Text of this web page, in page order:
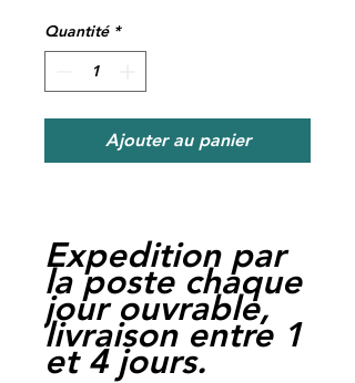
Quantité *
Ajouter au panier
Expedition par
la poste chaque
jour ouvrable,
livraison entre 1
et 4 jours.